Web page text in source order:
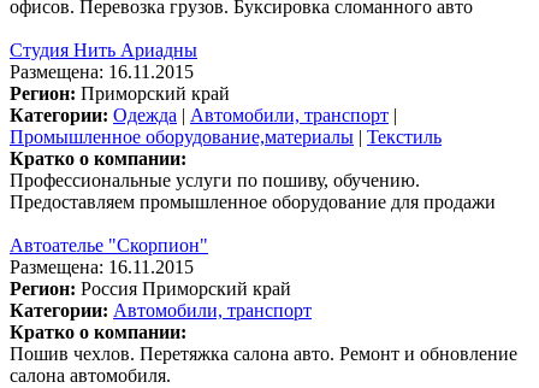
офисов. Перевозка грузов. Буксировка сломанного авто
Студия Нить Ариадны
Размещена: 16.11.2015
Регион: Приморский край
Категории: Одежда | Автомобили, транспорт |
Промышленное оборудование,материалы | Текстиль
Кратко о компании:
Профессиональные услуги по пошиву, обучению.
Предоставляем промышленное оборудование для продажи
Автоателье "Скорпион"
Размещена: 16.11.2015
Регион: Россия Приморский край
Категории: Автомобили, транспорт
Кратко о компании:
Пошив чехлов. Перетяжка салона авто. Ремонт и обновление
салона автомобиля.